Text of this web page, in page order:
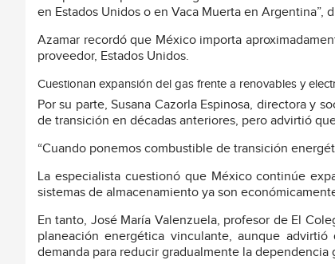
en Estados Unidos o en Vaca Muerta en Argentina”,
Azamar recordó que México importa
proveedor, Estados Unidos.
Cuestionan expansión del gas frente a renovables y
Por su parte, Susana Cazorla Espinosa, directora y
de transición en décadas anteriores, pero advirtió
“Cuando ponemos combustible de transición
La especialista cuestionó que México continúe
sistemas de almacenamiento ya son
En tanto, José María Valenzuela, profesor de El
planeación energética vinculante, aunque
demanda para reducir gradualmente la dependencia